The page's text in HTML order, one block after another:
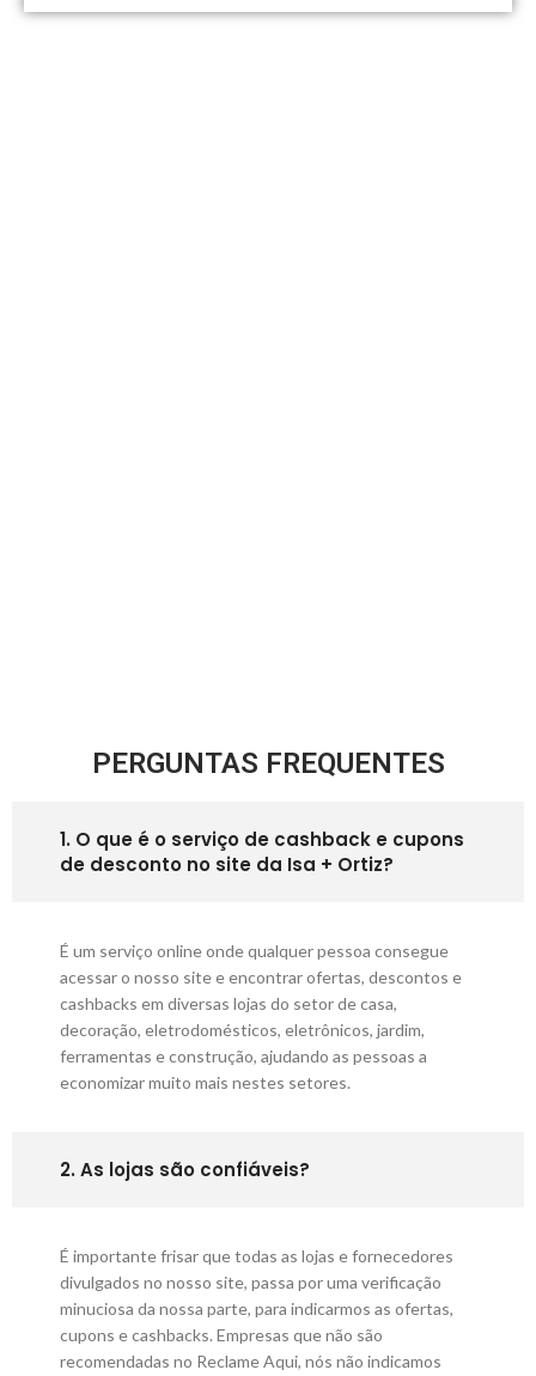
PERGUNTAS FREQUENTES
1. O que é o serviço de cashback e cupons
de desconto no site da Isa + Ortiz?
É um serviço online onde qualquer pessoa consegue
acessar o nosso site e encontrar ofertas, descontos e
cashbacks em diversas lojas do setor de casa,
decoração, eletrodomésticos, eletrônicos, jardim,
ferramentas e construção, ajudando as pessoas a
economizar muito mais nestes setores.
2. As lojas são confiáveis?
É importante frisar que todas as lojas e fornecedores
divulgados no nosso site, passa por uma verificação
minuciosa da nossa parte, para indicarmos as ofertas,
cupons e cashbacks. Empresas que não são
recomendadas no Reclame Aqui, nós não indicamos